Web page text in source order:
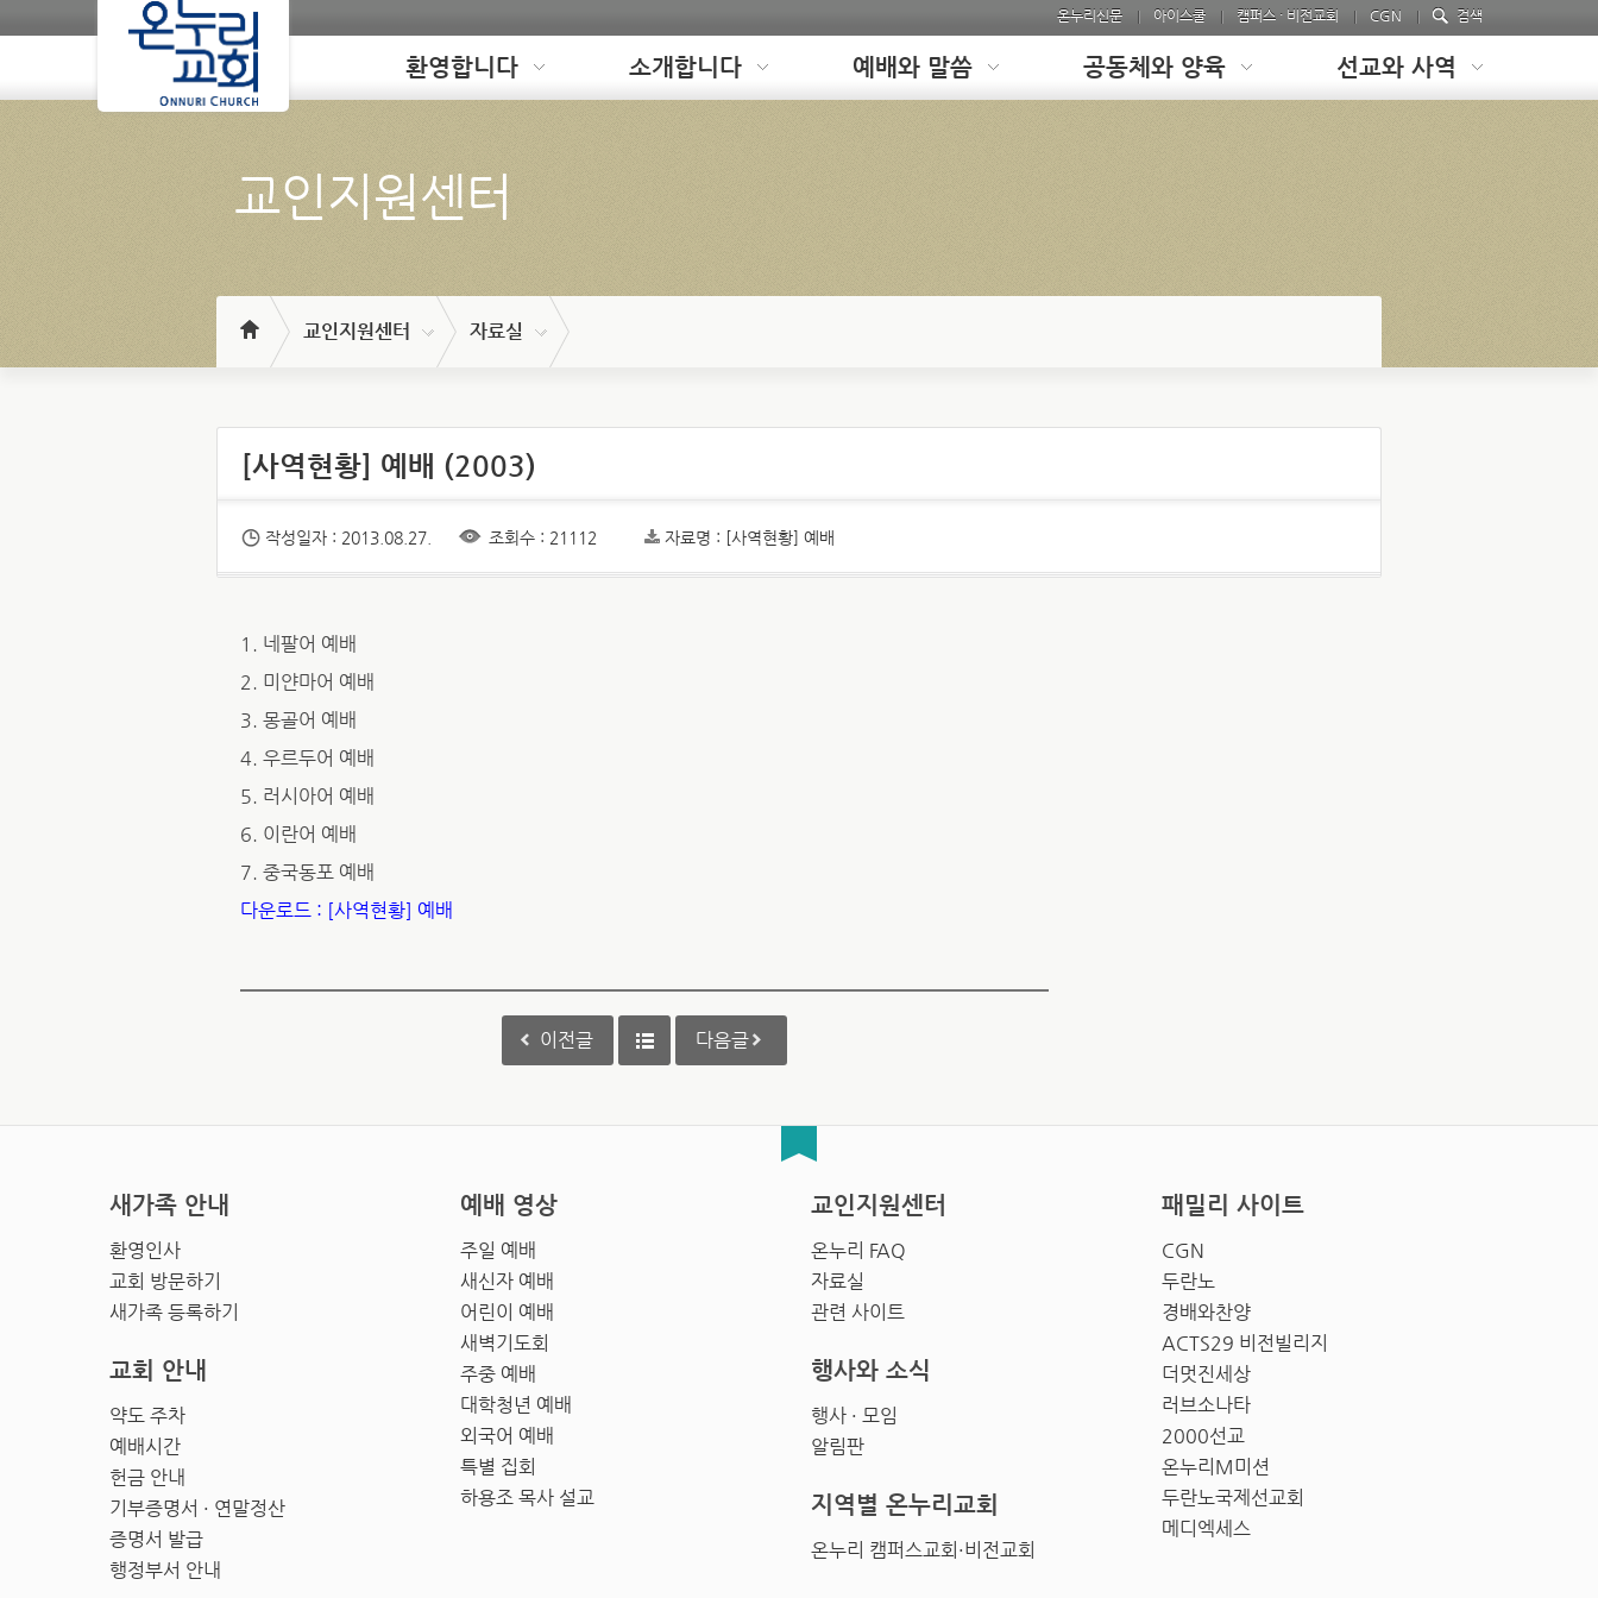
온누리신문 아이스쿨 캠퍼스 · 비전교회 CGN 검색
Loading 환영합니다 소개합니다 예배와 말씀 공동체와 양육 선교와 사역
교인지원센터
교인지원센터 자료실
[사역현황] 예배 (2003)
작성일자 : 2013.08.27. 조회수 : 21112 자료명 : [사역현황] 예배
1. 네팔어 예배
2. 미얀마어 예배
3. 몽골어 예배
4. 우르두어 예배
5. 러시아어 예배
6. 이란어 예배
7. 중국동포 예배
다운로드 : [사역현황] 예배
이전글 다음글
새가족 안내
환영인사
교회 방문하기
새가족 등록하기
예배 영상
주일 예배
새신자 예배
어린이 예배
새벽기도회
주중 예배
대학청년 예배
외국어 예배
특별 집회
하용조 목사 설교
교인지원센터
온누리 FAQ
자료실
관련 사이트
패밀리 사이트
CGN
두란노
경배와찬양
ACTS29 비전빌리지
더멋진세상
러브소나타
2000선교
온누리M미션
두란노국제선교회
메디엑세스
교회 안내
약도 주차
예배시간
헌금 안내
기부증명서 · 연말정산
증명서 발급
행정부서 안내
행사와 소식
행사 · 모임
알림판
지역별 온누리교회
온누리 캠퍼스교회·비전교회